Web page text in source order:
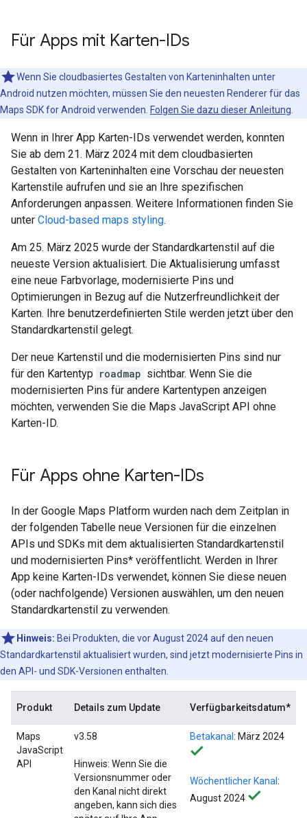
Für Apps mit Karten-IDs
Wenn Sie cloudbasiertes Gestalten von Karteninhalten unter
Android nutzen möchten, müssen Sie den neuesten Renderer für das
Maps SDK for Android verwenden. Folgen Sie dazu dieser Anleitung.
Wenn in Ihrer App Karten-IDs verwendet werden, konnten
Sie ab dem 21. März 2024 mit dem cloudbasierten
Gestalten von Karteninhalten eine Vorschau der neuesten
Kartenstile aufrufen und sie an Ihre spezifischen
Anforderungen anpassen. Weitere Informationen finden Sie
unter Cloud-based maps styling.
Am 25. März 2025 wurde der Standardkartenstil auf die
neueste Version aktualisiert. Die Aktualisierung umfasst
eine neue Farbvorlage, modernisierte Pins und
Optimierungen in Bezug auf die Nutzerfreundlichkeit der
Karten. Ihre benutzerdefinierten Stile werden jetzt über den
Standardkartenstil gelegt.
Der neue Kartenstil und die modernisierten Pins sind nur
für den Kartentyp roadmap sichtbar. Wenn Sie die
modernisierten Pins für andere Kartentypen anzeigen
möchten, verwenden Sie die Maps JavaScript API ohne
Karten-ID.
Für Apps ohne Karten-IDs
In der Google Maps Platform wurden nach dem Zeitplan in
der folgenden Tabelle neue Versionen für die einzelnen
APIs und SDKs mit dem aktualisierten Standardkartenstil
und modernisierten Pins* veröffentlicht. Werden in Ihrer
App keine Karten-IDs verwendet, können Sie diese neuen
(oder nachfolgende) Versionen auswählen, um den neuen
Standardkartenstil zu verwenden.
Hinweis: Bei Produkten, die vor August 2024 auf den neuen
Standardkartenstil aktualisiert wurden, sind jetzt modernisierte Pins in
den API- und SDK-Versionen enthalten.
Produkt Details zum Update Verfügbarkeitsdatum*
Maps
JavaScript
API
v3.58
Hinweis: Wenn Sie die
Versionsnummer oder
den Kanal nicht direkt
angeben, kann sich dies
Betakanal: März 2024
Wöchentlicher Kanal:
August 2024